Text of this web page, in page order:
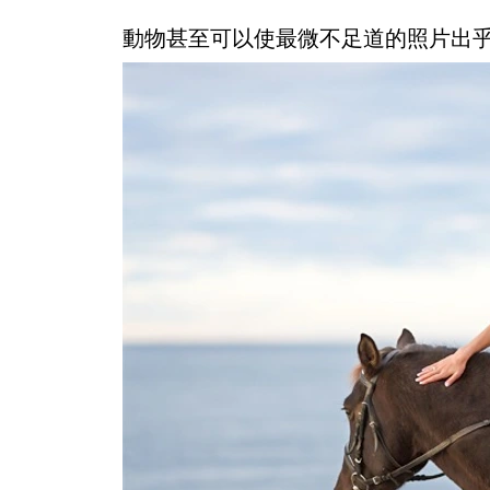
動物甚至可以使最微不足道的照片出